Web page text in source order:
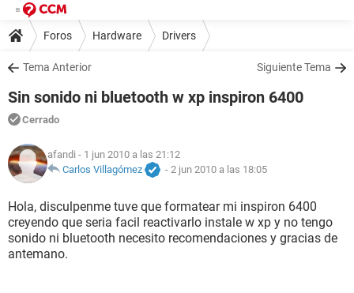
Foros Hardware Drivers
Tema Anterior Siguiente Tema
Sin sonido ni bluetooth w xp inspiron 6400
Cerrado
afandi - 1 jun 2010 a las 21:12
Carlos Villagómez
- 2 jun 2010 a las 18:05
Hola, disculpenme tuve que formatear mi inspiron 6400
creyendo que seria facil reactivarlo instale w xp y no tengo
sonido ni bluetooth necesito recomendaciones y gracias de
antemano.